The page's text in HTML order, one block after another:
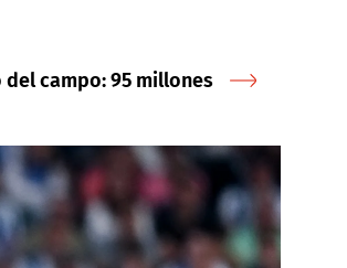
campo: 95 millones